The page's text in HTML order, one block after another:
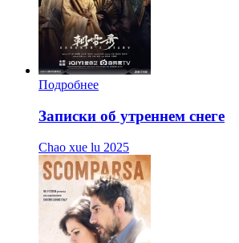
Подробнее
Записки об утреннем снеге
Chao xue lu 2025